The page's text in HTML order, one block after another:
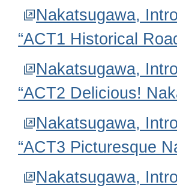
Nakatsugawa,
“ACT1 Historical
Nakatsugawa,
“ACT2 Delicious!
Nakatsugawa,
“ACT3 Picturesque
Nakatsugawa,